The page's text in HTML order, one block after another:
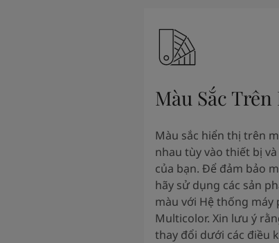
Màu Sắc
Màu sắc hiển thị trên
nhau tùy vào thiết bị
của bạn. Để đảm bảo
hãy sử dụng các sản
màu với Hệ thống máy
Multicolor. Xin lưu ý
thay đổi dưới các điều